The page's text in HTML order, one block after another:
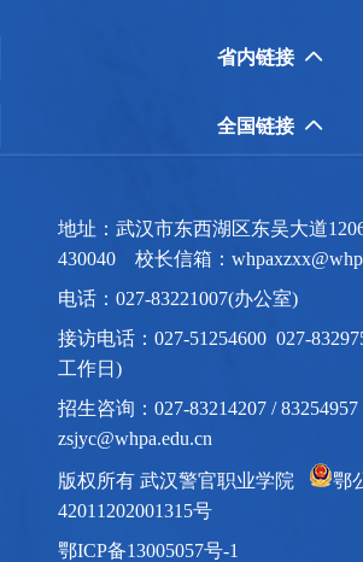
省内链接 
全国链接 
地址：武汉市东西湖区东吴大道
430040 校长信箱：
电话：027-83221007(办公室)
接访电话：027-51254600 027-
工作日)
招生咨询：027-83214207 /
zsjyc@whpa.edu.cn
版权所有 武汉警官职业学院
鄂
42011202001315号
鄂ICP备13005057号-1